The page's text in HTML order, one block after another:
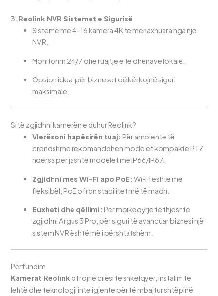
3. Reolink NVR Sistemet e Sigurisë
Sisteme me 4–16 kamera 4K të menaxhuara nga një
NVR.
Monitorim 24/7 dhe ruajtje e të dhënave lokale.
Opsion ideal për bizneset që kërkojnë siguri
maksimale.
Si të zgjidhni kamerën e duhur Reolink?
Vlerësoni hapësirën tuaj: Për ambiente të
brendshme rekomandohen modelet kompakte PTZ,
ndërsa për jashtë modelet me IP66/IP67.
Zgjidhni mes Wi-Fi apo PoE: Wi-Fi është më
fleksibël, PoE ofron stabilitet më të madh.
Buxheti dhe qëllimi: Për mbikëqyrje të thjeshtë
zgjidhni Argus 3 Pro, për siguri të avancuar biznesi një
sistem NVR është më i përshtatshëm.
Përfundim
Kamerat Reolink ofrojnë cilësi të shkëlqyer, instalim të
lehtë dhe teknologji inteligjente për të mbajtur shtëpinë